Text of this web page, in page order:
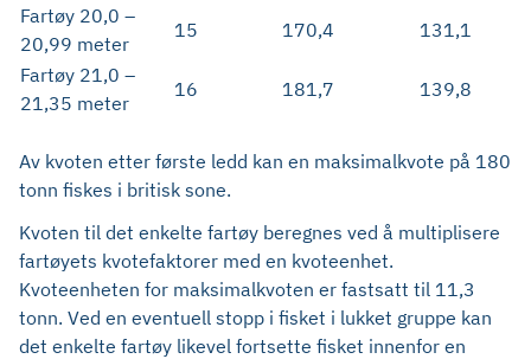
Fartøy 20,0 –
20,99 meter
15 170,4
131,1
Fartøy 21,0 –
21,35 meter
16 181,7 139,8
Av kvoten etter første ledd kan en maksimalkvote på 180
tonn fiskes i britisk sone.
Kvoten til det enkelte fartøy beregnes ved å multiplisere
fartøyets kvotefaktorer med en kvoteenhet.
Kvoteenheten for maksimalkvoten er fastsatt til 11,3
tonn. Ved en eventuell stopp i fisket i lukket gruppe kan
det enkelte fartøy likevel fortsette fisket innenfor en